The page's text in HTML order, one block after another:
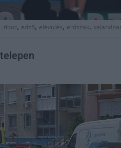
tibor, edző, elévülés, erőszak,